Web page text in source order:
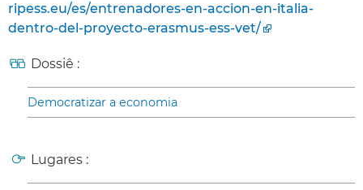
ripess.eu/es/entrenadores-en-accion-en-italia-
dentro-del-proyecto-erasmus-ess-vet/
Dossiê :
Democratizar a economia
Lugares :